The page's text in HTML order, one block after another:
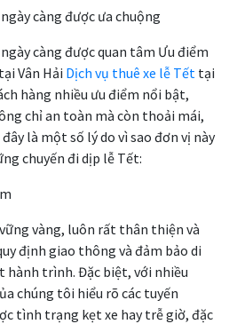
càng được ưa chuộng
càng được quan tâm Ưu điểm
Vân Hải Dịch vụ thuê xe lễ Tết tại
hàng nhiều ưu điểm nổi bật,
chỉ an toàn mà còn thoải mái,
là một số lý do vì sao đơn vị này
chuyến đi dịp lễ Tết:
vàng, luôn rất thân thiện và
định giao thông và đảm bảo di
hành trình. Đặc biệt, với nhiều
chúng tôi hiểu rõ các tuyến
tình trạng kẹt xe hay trễ giờ, đặc